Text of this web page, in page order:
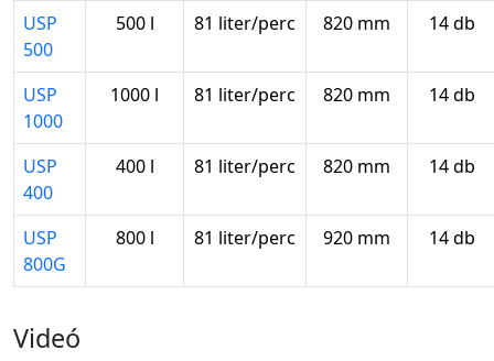
USP
500
500 l 81 liter/perc 820 mm 14 db
USP
1000
1000 l 81 liter/perc 820 mm 14 db
USP
400
400 l 81 liter/perc 820 mm 14 db
USP
800G
800 l 81 liter/perc 920 mm 14 db
Videó